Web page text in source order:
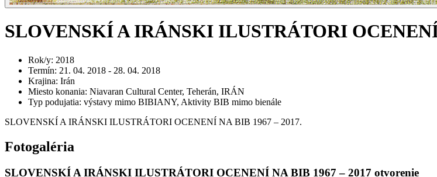
SLOVENSKÍ A IRÁNSKI ILUSTRÁTORI OCENENÍ
Rok/y: 2018
Termín: 21. 04. 2018 - 28. 04. 2018
Krajina: Irán
Miesto konania: Niavaran Cultural Center, Teherán, IRÁN
Typ podujatia: výstavy mimo BIBIANY, Aktivity BIB mimo bienále
SLOVENSKÍ A IRÁNSKI ILUSTRÁTORI OCENENÍ NA BIB 1967 – 2017.
Fotogaléria
SLOVENSKÍ A IRÁNSKI ILUSTRÁTORI OCENENÍ NA BIB 1967 – 2017 otvorenie